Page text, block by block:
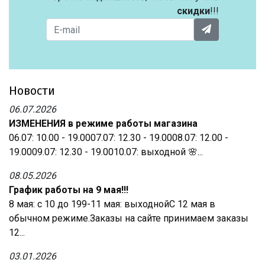
скидки!!!
Новости
06.07.2026
ИЗМЕНЕНИЯ в режиме работы магазина
06.07: 10.00 - 19.0007.07: 12.30 - 19.0008.07: 12.00 -
19.0009.07: 12.30 - 19.0010.07: выходной 🌸...
08.05.2026
График работы на 9 мая!!!
8 мая: с 10 до 199-11 мая: выходнойС 12 мая в
обычном режиме.Заказы на сайте принимаем заказы
12...
03.01.2026